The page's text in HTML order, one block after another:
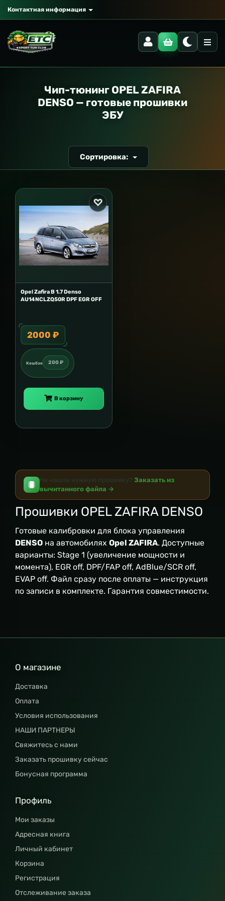
Контактная информация
Чип-тюнинг OPEL ZAFIRA
DENSO — готовые прошивки
ЭБУ
Сортировка:
Opel Zafira B 1.7 Denso
AU14NCLZQ50R DPF EGR OFF
2000 ₽
Кешбэк 200 ₽
В корзину
Не нашли нужную прошивку? Заказать из
вычитанного файла →
Прошивки OPEL ZAFIRA DENSO
Готовые калибровки для блока управления
DENSO на автомобилях Opel ZAFIRA. Доступные
варианты: Stage 1 (увеличение мощности и
момента), EGR off, DPF/FAP off, AdBlue/SCR off,
EVAP off. Файл сразу после оплаты — инструкция
по записи в комплекте. Гарантия совместимости.
О магазине
Доставка
Оплата
Условия использования
НАШИ ПАРТНЕРЫ
Свяжитесь с нами
Заказать прошивку сейчас
Бонусная программа
Профиль
Мои заказы
Адресная книга
Личный кабинет
Корзина
Регистрация
Отслеживание заказа